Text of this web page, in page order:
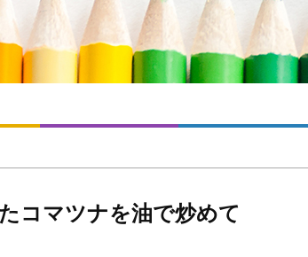
コマツナを油で炒めて